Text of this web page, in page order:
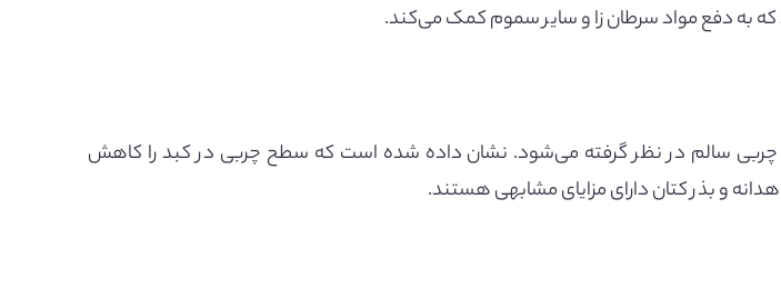
که به دفع مواد سرطان زا و سایر سموم کمک می‌کند.
چربی سالم در نظر گرفته می‌شود. نشان داده شده است که سطح چربی در کبد را کاهش
و بذر کتان دارای مزایای مشابهی هستند.